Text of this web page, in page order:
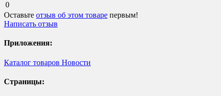
0
Оставьте отзыв об этом товаре первым!
Написать отзыв
Приложения:
Каталог товаров Новости
Страницы: